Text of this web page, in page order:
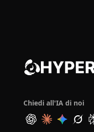
Chiedi all'IA di noi